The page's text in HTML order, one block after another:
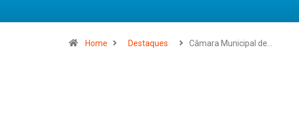
Home Destaques Câmara Municipal de…